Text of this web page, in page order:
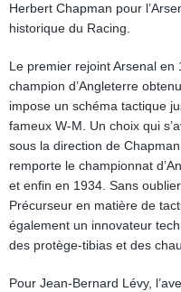
Herbert Chapman pour
historique du Racing.
Le premier rejoint Arsenal
champion d’Angleterre
impose un schéma tactique
fameux W-M. Un choix qui
sous la direction de
remporte le championnat
et enfin en 1934. Sans
Précurseur en matière de
également un innovateur
des protège-tibias et des
Pour Jean-Bernard Lévy,